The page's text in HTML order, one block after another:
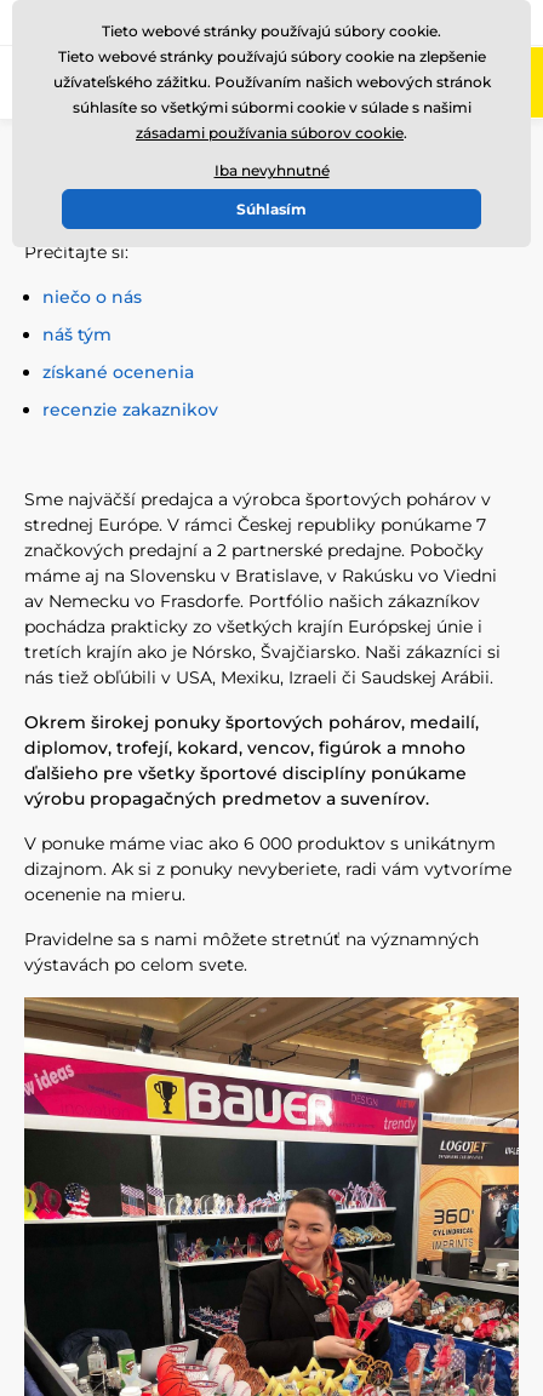
Zavolajte nám (Po-Pi 8-17) +421220255160
O nás
Prečítajte si:
niečo o nás
náš tým
získané ocenenia
recenzie zakaznikov
Sme najväčší predajca a výrobca športových pohárov v
strednej Európe. V rámci Českej republiky ponúkame 7
značkových predajní a 2 partnerské predajne. Pobočky
máme aj na Slovensku v Bratislave, v Rakúsku vo Viedni
av Nemecku vo Frasdorfe. Portfólio našich zákazníkov
pochádza prakticky zo všetkých krajín Európskej únie i
tretích krajín ako je Nórsko, Švajčiarsko. Naši zákazníci si
nás tiež obľúbili v USA, Mexiku, Izraeli či Saudskej Arábii.
Okrem širokej ponuky športových pohárov, medailí,
diplomov, trofejí, kokard, vencov, figúrok a mnoho
ďalšieho pre všetky športové disciplíny ponúkame
výrobu propagačných predmetov a suvenírov.
V ponuke máme viac ako 6 000 produktov s unikátnym
dizajnom. Ak si z ponuky nevyberiete, radi vám vytvoríme
ocenenie na mieru.
Pravidelne sa s nami môžete stretnúť na významných
výstavách po celom svete.
Tieto webové stránky používajú súbory cookie.
Tieto webové stránky používajú súbory cookie na zlepšenie
užívateľského zážitku. Používaním našich webových stránok
súhlasíte so všetkými súbormi cookie v súlade s našimi
zásadami používania súborov cookie.
Iba nevyhnutné
Súhlasím